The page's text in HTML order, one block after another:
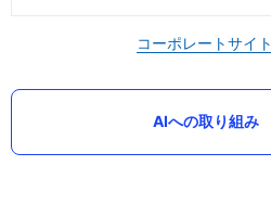
コーポレートサイト
AIへの取り組み